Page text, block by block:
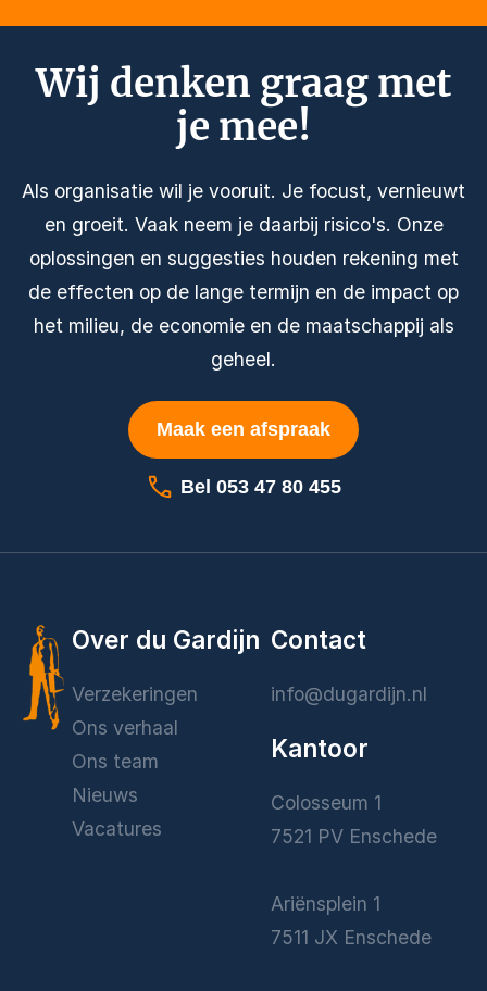
Wij denken graag met
je mee!
Als organisatie wil je vooruit. Je focust, vernieuwt
en groeit. Vaak neem je daarbij risico's. Onze
oplossingen en suggesties houden rekening met
de effecten op de lange termijn en de impact op
het milieu, de economie en de maatschappij als
geheel.
Maak een afspraak
Bel 053 47 80 455
Over du Gardijn
Verzekeringen
Ons verhaal
Ons team
Nieuws
Vacatures
Contact
info@dugardijn.nl
Kantoor
Colosseum 1
7521 PV Enschede
Ariënsplein 1
7511 JX Enschede